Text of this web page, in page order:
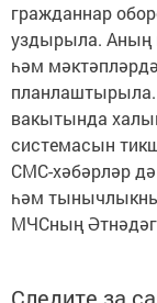
гражданнар
уздырыла. Аның
һәм
вакытында
системасын
СМС-хәбәрләр дә
һәм
МЧСның